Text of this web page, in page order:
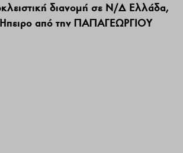
διανομή σε Ν/Δ Ελλάδα,
Ήπειρο από την ΠΑΠΑΓΕΩΡΓΙΟΥ